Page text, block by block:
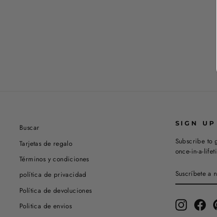
Buscar
Tarjetas de regalo
Términos y condiciones
política de privacidad
Política de devoluciones
Politica de envios
SIGN
Subscribe to
once-in-a-
A
NUESTRA
DE
CORREO
Instagram